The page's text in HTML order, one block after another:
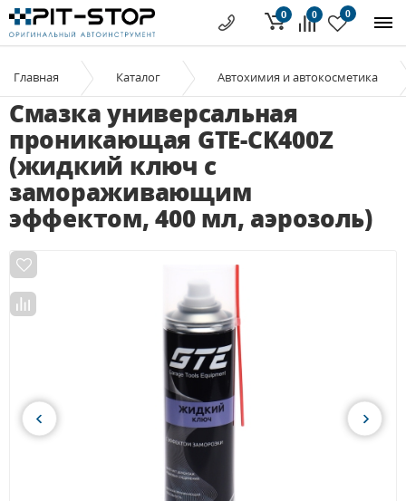
0 0
0
Главная Каталог Автохимия и автокосметика
Смазка универсальная
проникающая GTE-CK400Z
(жидкий ключ с
замораживающим
эффектом, 400 мл, аэрозоль)